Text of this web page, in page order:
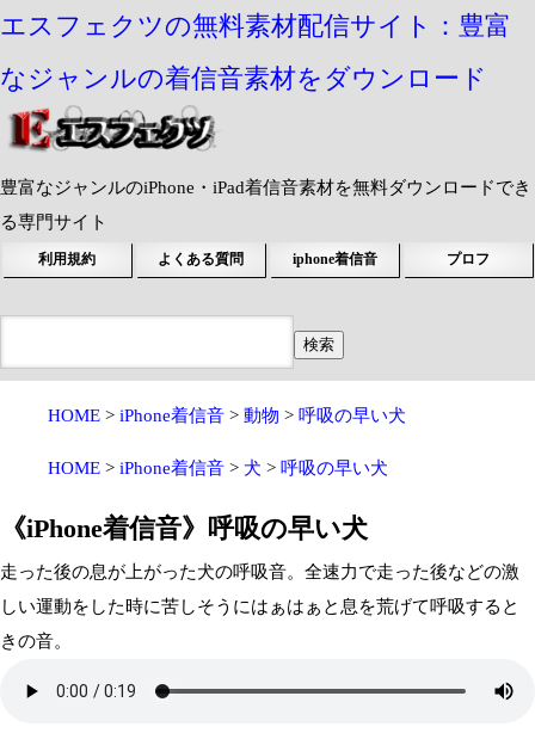
エスフェクツの無料素材配信サイト：豊富
なジャンルの着信音素材をダウンロード
豊富なジャンルのiPhone・iPad着信音素材を無料ダウンロードでき
る専門サイト
利用規約 よくある質問 iphone着信音 プロフ
HOME iPhone着信音 動物 呼吸の早い犬
HOME iPhone着信音 犬 呼吸の早い犬
《iPhone着信音》呼吸の早い犬
走った後の息が上がった犬の呼吸音。全速力で走った後などの激
しい運動をした時に苦しそうにはぁはぁと息を荒げて呼吸すると
きの音。